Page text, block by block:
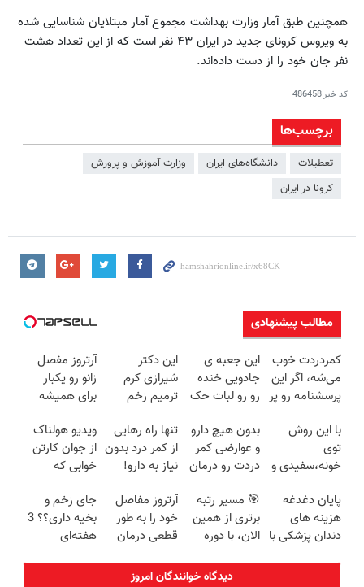
همچنین طبق آمار وزارت بهداشت مجموع آمار مبتلایان شناسایی شده
به ویروس کرونای جدید در ایران ۴۳ نفر است که از این تعداد هشت
نفر جان خود را از دست داده‌اند.
کد خبر486458
برچسب‌ها
تعطیلات دانشگاه‌های ایران
وزارت آموزش و پرورش
كرونا در ايران
مطالب پیشنهادی
کمردردت خوب
می‌شه، اگر این
پرسشنامه رو پر
این جعبه ی
جادویی خنده
رو رو لبات حک
خرید40%تخفیف
این دکتر
شیرازی کرم
ترمیم زخم
ساخت!!!
آرتروز مفصل
زانو رو یکبار
برای همیشه
◗پرسش‌نامه◖
با این روش
توی
خونه،سفیدی و
برگردون
(40%off)
بدون هیچ دارو
و عوارضی کمر
دردت رو درمان
(پرسش‌نامه)
تنها راه رهایی
از کمر درد بدون
نیاز به دارو!
ویدیو هولناک
از جوان کارتن
خوابی که
آموزش رایگان
پایان دغدغه
هزینه های
دندان پزشکی با
🎯 مسیر رتبه
برتری از همین
الان، با دوره
شروع میشه!
آرتروز مفاصل
خود را به طور
قطعی درمان
◗پرسش‌نامه◖
جای زخم و
بخیه داری؟؟ 3
هفته‌ای
دیدگاه خوانندگان امروز